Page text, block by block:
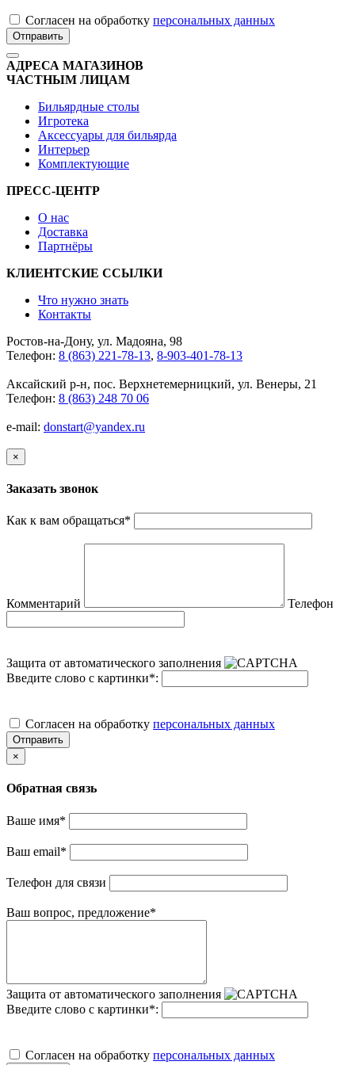
Cогласен на обработку персональных данных
Отправить
АДРЕСА МАГАЗИНОВ
ЧАСТНЫМ ЛИЦАМ
Бильярдные столы
Игротека
Аксессуары для бильярда
Интерьер
Комплектующие
ПРЕСС-ЦЕНТР
О нас
Доставка
Партнёры
КЛИЕНТСКИЕ ССЫЛКИ
Что нужно знать
Контакты
Ростов-на-Дону, ул. Мадояна, 98
Телефон: 8 (863) 221-78-13, 8-903-401-78-13
Аксайский р-н, пос. Верхнетемерницкий, ул. Венеры, 21
Телефон: 8 (863) 248 70 06
e-mail: donstart@yandex.ru
×
Заказать звонок
Как к вам обращаться*
Комментарий Телефон
Защита от автоматического заполнения
Введите слово с картинки*:
Cогласен на обработку персональных данных
Отправить
×
Обратная связь
Ваше имя*
Ваш email*
Телефон для связи
Ваш вопрос, предложение*
Защита от автоматического заполнения
Введите слово с картинки*:
Cогласен на обработку персональных данных